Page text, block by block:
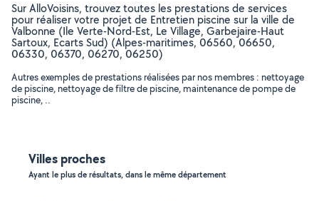
Sur AlloVoisins, trouvez toutes les prestations de services
pour réaliser votre projet de Entretien piscine sur la ville de
Valbonne (Ile Verte-Nord-Est, Le Village, Garbejaire-Haut
Sartoux, Ecarts Sud) (Alpes-maritimes, 06560, 06650,
06330, 06370, 06270, 06250)
Autres exemples de prestations réalisées par nos membres : nettoyage
de piscine, nettoyage de filtre de piscine, maintenance de pompe de
piscine, ..
Villes proches
Ayant le plus de résultats, dans le même département